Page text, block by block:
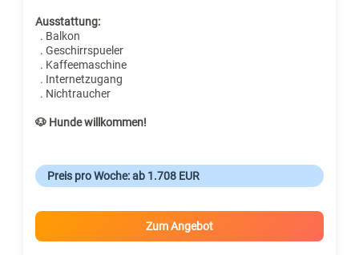
Ausstattung:
. Balkon
. Geschirrspueler
. Kaffeemaschine
. Internetzugang
. Nichtraucher
🐶 Hunde willkommen!
Preis pro Woche: ab 1.708 EUR
Zum Angebot